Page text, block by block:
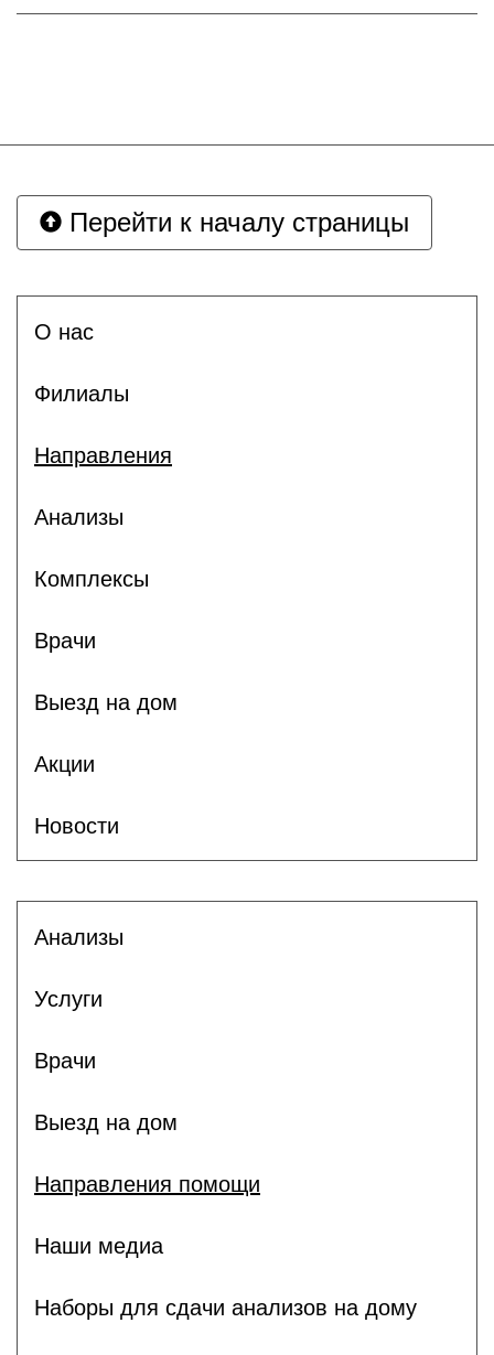
Перейти к началу страницы
О нас
Филиалы
Направления
Анализы
Комплексы
Врачи
Выезд на дом
Акции
Новости
Анализы
Услуги
Врачи
Выезд на дом
Направления помощи
Наши медиа
Наборы для сдачи анализов на дому